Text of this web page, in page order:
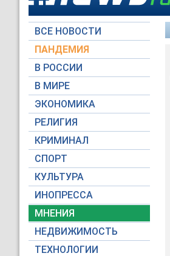
ВСЕ НОВОСТИ
ПАНДЕМИЯ
В РОССИИ
В МИРЕ
ЭКОНОМИКА
РЕЛИГИЯ
КРИМИНАЛ
СПОРТ
КУЛЬТУРА
ИНОПРЕССА
МНЕНИЯ
НЕДВИЖИМОСТЬ
ТЕХНОЛОГИИ